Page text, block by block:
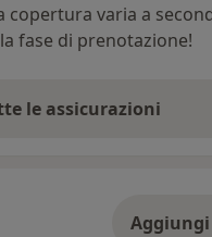
copertura varia a
fase di prenotazione!
le assicurazioni